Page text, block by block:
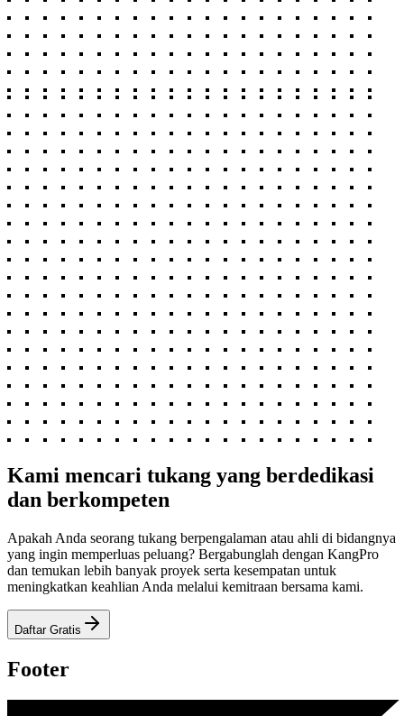
Kami mencari tukang yang berdedikasi
dan berkompeten
Apakah Anda seorang tukang berpengalaman atau ahli di bidangnya
yang ingin memperluas peluang? Bergabunglah dengan KangPro
dan temukan lebih banyak proyek serta kesempatan untuk
meningkatkan keahlian Anda melalui kemitraan bersama kami.
Daftar Gratis
Footer